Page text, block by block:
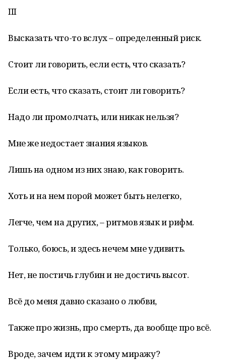
III
Высказать что-то вслух – определенный риск.
Стоит ли говорить, если есть, что сказать?
Если есть, что сказать, стоит ли говорить?
Надо ли промолчать, или никак нельзя?
Мне же недостает знания языков.
Лишь на одном из них знаю, как говорить.
Хоть и на нем порой может быть нелегко,
Легче, чем на других, – ритмов язык и рифм.
Только, боюсь, и здесь нечем мне удивить.
Нет, не постичь глубин и не достичь высот.
Всё до меня давно сказано о любви,
Также про жизнь, про смерть, да вообще про всё.
Вроде, зачем идти к этому миражу?